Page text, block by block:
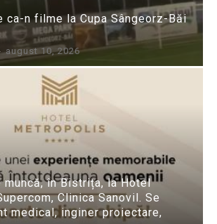
ca-n filme la Cupa Sângeorz-Băi
august 10, 2026
muncă, în Bistrița, la Hotel
Clinica Sanovil. Se
medical, inginer proiectare,